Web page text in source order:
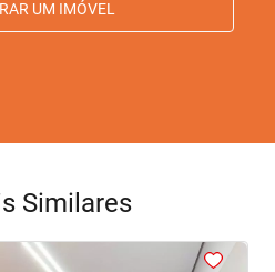
UM IMÓVEL
Similares